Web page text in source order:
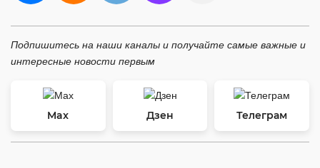
Подпишитесь на наши каналы и получайте самые важные и
интересные новости первым
Max Дзен Телеграм